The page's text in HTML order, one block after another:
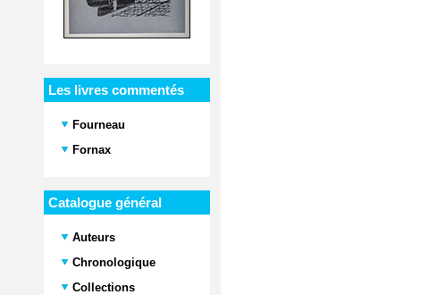
Les livres commentés
Fourneau
Fornax
Catalogue général
Auteurs
Chronologique
Collections